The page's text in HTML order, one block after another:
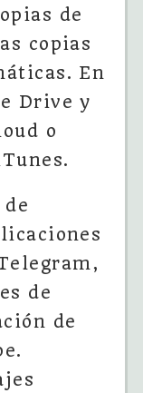
de
copias
En
Drive y
o
de
de